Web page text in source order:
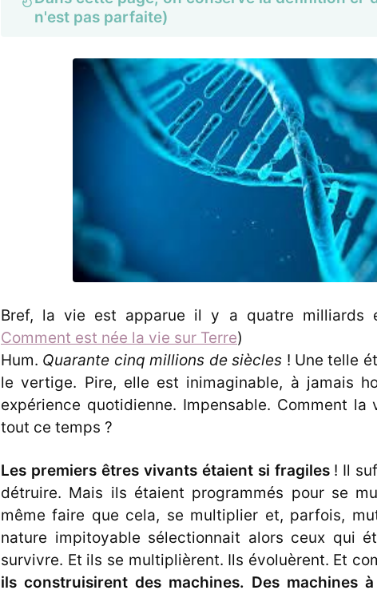
n'est pas parfaite)
Bref, la vie est apparue il y a quatre milliards
Comment est née la vie sur Terre)
Hum. Quarante cinq millions de siècles ! Une telle
le vertige. Pire, elle est inimaginable, à jamais
expérience quotidienne. Impensable. Comment
tout ce temps ?
Les premiers êtres vivants étaient si fragiles! Il
détruire. Mais ils étaient programmés pour se
même faire que cela, se multiplier et, parfois,
nature impitoyable sélectionnait alors ceux qui
survivre. Et ils se multiplièrent. Ils évoluèrent. Et
ils construisirent des machines. Des machines